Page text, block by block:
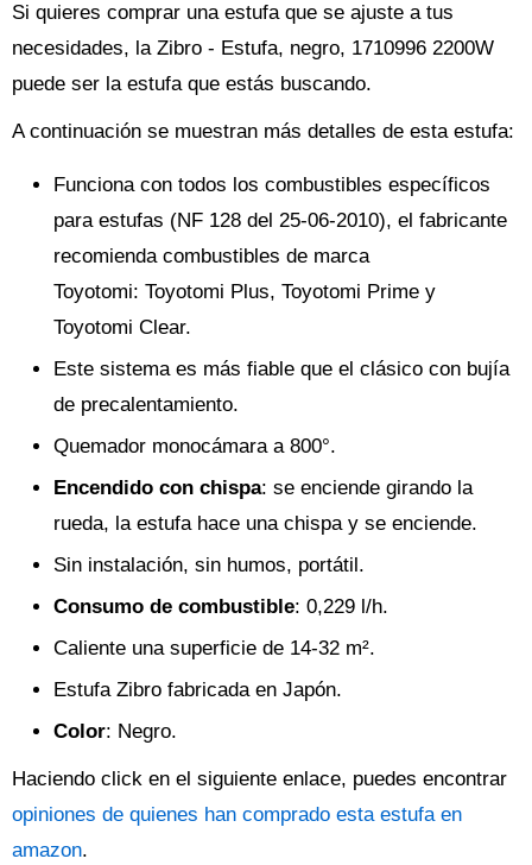
Si quieres comprar una estufa que se ajuste a tus
necesidades, la Zibro - Estufa, negro, 1710996 2200W
puede ser la estufa que estás buscando.
A continuación se muestran más detalles de esta estufa:
Funciona con todos los combustibles específicos
para estufas (NF 128 del 25-06-2010), el fabricante
recomienda combustibles de marca
Toyotomi: Toyotomi Plus, Toyotomi Prime y
Toyotomi Clear.
Este sistema es más fiable que el clásico con bujía
de precalentamiento.
Quemador monocámara a 800°.
Encendido con chispa: se enciende girando la
rueda, la estufa hace una chispa y se enciende.
Sin instalación, sin humos, portátil.
Consumo de combustible: 0,229 l/h.
Caliente una superficie de 14-32 m².
Estufa Zibro fabricada en Japón.
Color: Negro.
Haciendo click en el siguiente enlace, puedes encontrar
opiniones de quienes han comprado esta estufa en
amazon.